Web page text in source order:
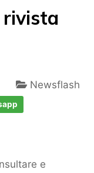
rivista
Newsflash
e